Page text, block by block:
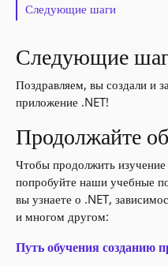
Следующие шаги
Следующие
Поздравляем, вы создали и
приложение .NET!
Продолжайте
Чтобы продолжить
попробуйте наши учебные
вы узнаете о .NET,
и многом другом:
Путь обучения созданию